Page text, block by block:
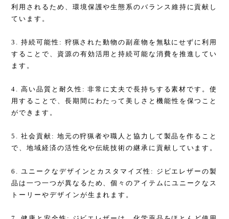
利用されるため、環境保護や生態系のバランス維持に貢献し
ています。
3. 持続可能性: 狩猟された動物の副産物を無駄にせずに利用
することで、資源の有効活用と持続可能な消費を推進してい
ます。
4. 高い品質と耐久性: 非常に丈夫で長持ちする素材です。使
用することで、長期間にわたって美しさと機能性を保つこと
ができます。
5. 社会貢献: 地元の狩猟者や職人と協力して製品を作ること
で、地域経済の活性化や伝統技術の継承に貢献しています。
6. ユニークなデザインとカスタマイズ性: ジビエレザーの製
品は一つ一つが異なるため、個々のアイテムにユニークなス
トーリーやデザインが生まれます。